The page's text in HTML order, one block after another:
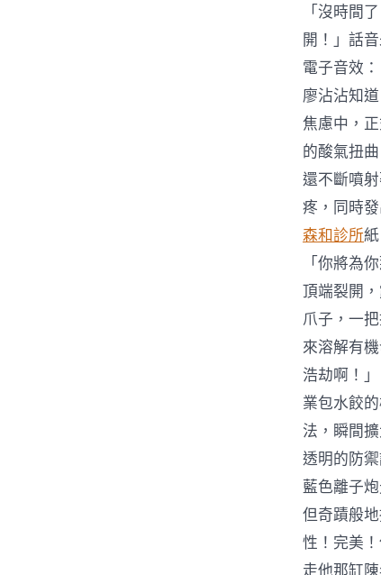
「沒時間
開！」話
電子音效
廖沾沾知
焦慮中，
的酸氣扭
還不斷噴
疼，同時
森和診所
「你將為
頂端裂開
爪子，一
來溶解有
浩劫啊！
業包水餃
法，瞬間
透明的防
藍色離子
但奇蹟般
性！完美
走他那缸